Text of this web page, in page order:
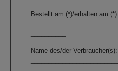
Bestellt am (*)/erhalten am
Name des/der